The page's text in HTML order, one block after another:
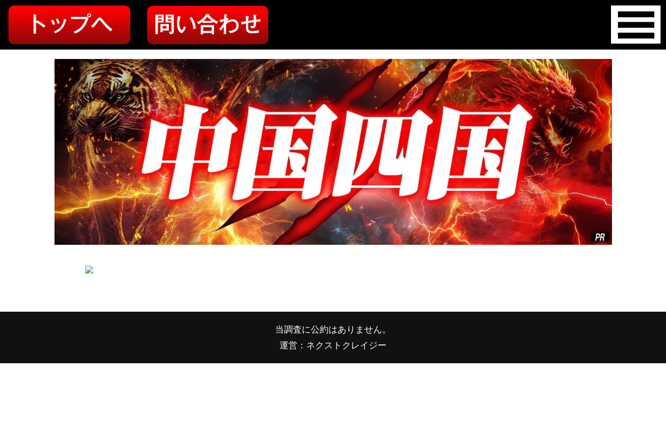
当調査に公約はありません。
運営：ネクストクレイジー